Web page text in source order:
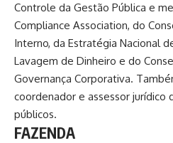
Controle da Gestão Pública e
Compliance Association, do
Interno, da Estratégia Nacional
Lavagem de Dinheiro e do
Governança Corporativa.
coordenador e assessor jurídico
públicos.
FAZENDA